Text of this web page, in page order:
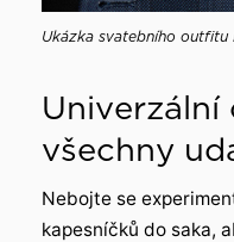
Ukázka svatebního outfitu
všechny
Nebojte se
kapesníčků do saka,